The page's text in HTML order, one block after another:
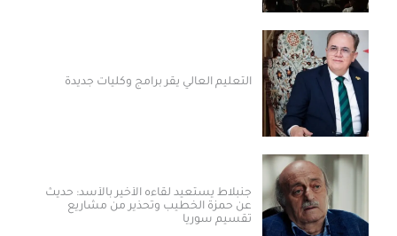
التعليم العالي يقر برامج وكليات جديدة
جنبلاط يستعيد لقاءه الأخير بالأسد: حديث
عن حمزة الخطيب وتحذير من مشاريع
تقسيم سوريا